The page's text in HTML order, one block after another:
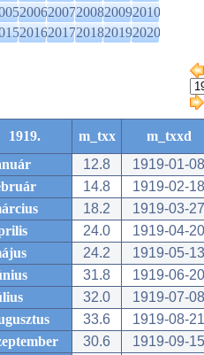
20062007200820092010
20162017201820192020
1919. m_txx
m_txxd
12.8
1919-01-08
14.8
1919-02-18
18.2
1919-03-27
24.0
1919-04-20
24.2
1919-05-13
31.8
1919-06-20
32.0
1919-07-08
33.6
1919-08-21
30.6
1919-09-15